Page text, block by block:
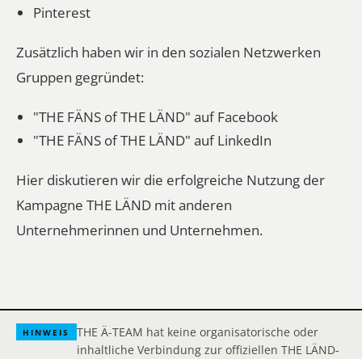
Pinterest
Zusätzlich haben wir in den sozialen Netzwerken
Gruppen gegründet:
"THE FÄNS of THE LÄND" auf Facebook
"THE FÄNS of THE LÄND" auf LinkedIn
Hier diskutieren wir die erfolgreiche Nutzung der
Kampagne THE LÄND mit anderen
Unternehmerinnen und Unternehmen.
HINWEIS
THE Ä-TEAM hat keine organisatorische oder
inhaltliche Verbindung zur offiziellen THE LÄND-